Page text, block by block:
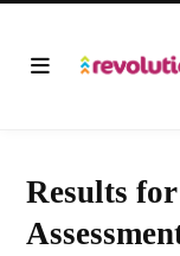
Results